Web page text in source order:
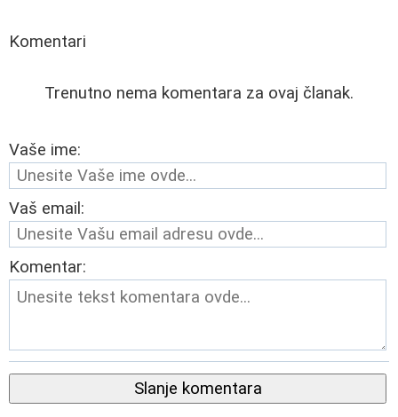
Komentari
Trenutno nema komentara za ovaj članak.
Vaše ime:
Vaš email:
Komentar:
Slanje komentara